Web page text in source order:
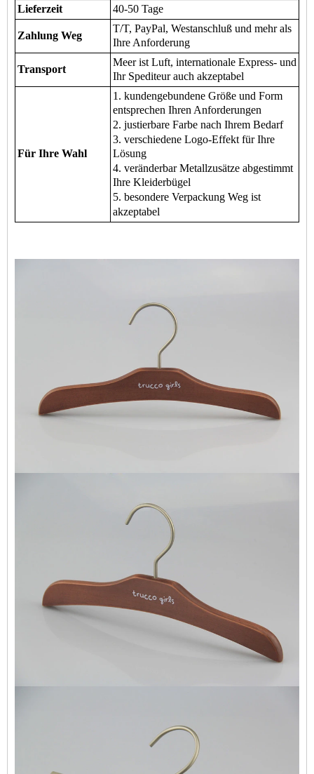
Lieferzeit
40-50 Tage
Zahlung Weg
T/T, PayPal, Westanschluß und mehr als
Ihre Anforderung
Transport
Meer ist Luft, internationale Express- und
Ihr Spediteur auch akzeptabel
Für Ihre Wahl
1. kundengebundene Größe und Form
entsprechen Ihren Anforderungen
2. justierbare Farbe nach Ihrem Bedarf
3. verschiedene Logo-Effekt für Ihre
Lösung
4. veränderbar Metallzusätze abgestimmt
Ihre Kleiderbügel
5. besondere Verpackung Weg ist
akzeptabel